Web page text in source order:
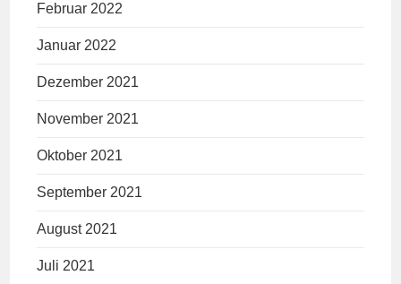
Februar 2022
Januar 2022
Dezember 2021
November 2021
Oktober 2021
September 2021
August 2021
Juli 2021